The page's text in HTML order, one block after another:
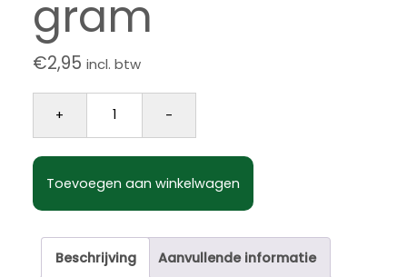
gram
€2,95 incl. btw
+
Chili poeder strooibus 130 gram aantal
-
Toevoegen aan winkelwagen
Beschrijving Aanvullende informatie